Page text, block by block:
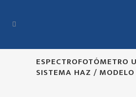
ESPECTROFOTÓMETRO
SISTEMA HAZ /